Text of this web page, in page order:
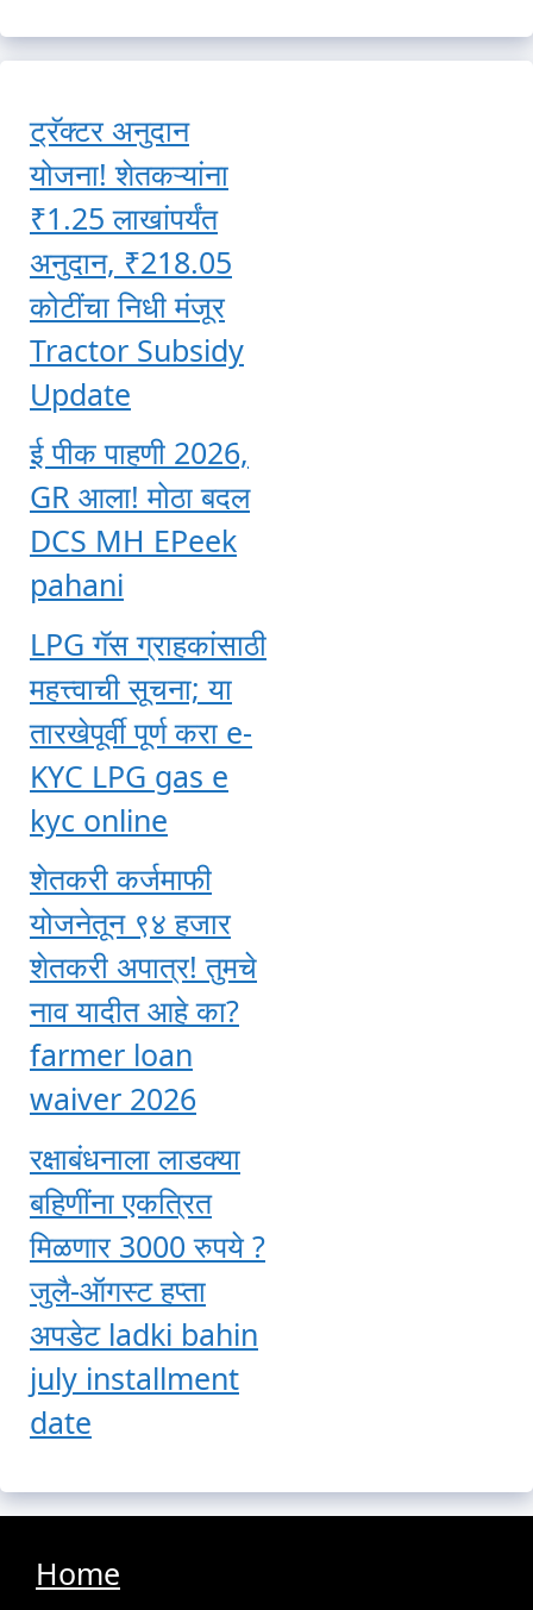
ट्रॅक्टर अनुदान
योजना! शेतकऱ्यांना
₹1.25 लाखांपर्यंत
अनुदान, ₹218.05
कोटींचा निधी मंजूर
Tractor Subsidy
Update
ई पीक पाहणी 2026,
GR आला! मोठा बदल
DCS MH EPeek
pahani
LPG गॅस ग्राहकांसाठी
महत्त्वाची सूचना; या
तारखेपूर्वी पूर्ण करा e-
KYC LPG gas e
kyc online
शेतकरी कर्जमाफी
योजनेतून ९४ हजार
शेतकरी अपात्र! तुमचे
नाव यादीत आहे का?
farmer loan
waiver 2026
रक्षाबंधनाला लाडक्या
बहिणींना एकत्रित
मिळणार 3000 रुपये ?
जुलै-ऑगस्ट हप्ता
अपडेट ladki bahin
july installment
date
Home